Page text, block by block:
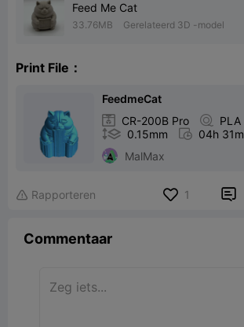
Feed Me Cat
33.76MB Gerelateerd 3D -model
Print File：
FeedmeCat
 CR-200B Pro  PLA
 0.15mm  04h 31m
MalMax
 Rapporteren 1 
Commentaar